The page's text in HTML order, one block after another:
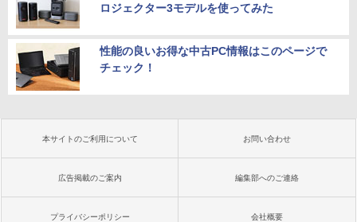
ロジェクター3モデルを使ってみた
性能の良いお得な中古PC情報はこのページで
チェック！
本サイトのご利用について お問い合わせ
広告掲載のご案内 編集部へのご連絡
プライバシーポリシー 会社概要